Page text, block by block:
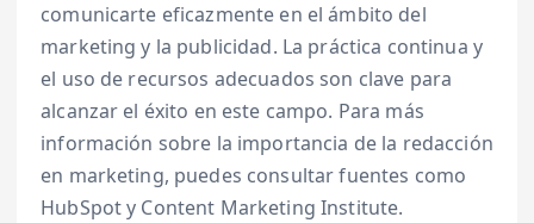
comunicarte eficazmente en el ámbito del
marketing y la publicidad. La práctica continua y
el uso de recursos adecuados son clave para
alcanzar el éxito en este campo. Para más
información sobre la importancia de la redacción
en marketing, puedes consultar fuentes como
HubSpot y Content Marketing Institute.